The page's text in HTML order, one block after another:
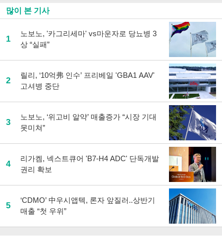
많이 본 기사
1
노보노, '카그리세마' vs마운자로 당뇨병 3
상 “실패”
2
릴리, ‘10억弗 인수’ 프리베일 'GBA1 AAV'
고셔병 중단
3
노보노, ‘위고비 알약’ 매출증가 “시장 기대
못미쳐”
4
리가켐, 넥스트큐어 'B7-H4 ADC' 단독개발
권리 확보
5
‘CDMO’ 中우시앱텍, 론자 앞질러..상반기
매출 “첫 우위”